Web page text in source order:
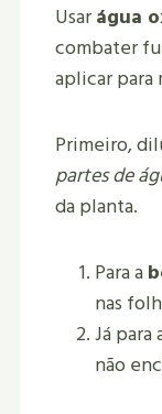
Usarágua
combater
aplicar para
Primeiro,
partes de
da planta.
Para a
nas
Já para
não